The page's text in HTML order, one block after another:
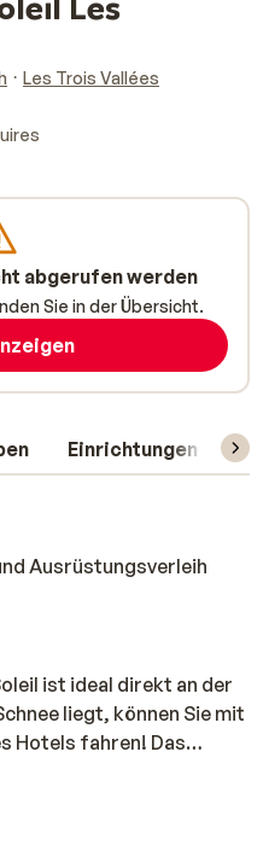
Les Trois Vallées
Einrichtungen
Ausrüstungsverleih
ist ideal direkt an der
liegt, können Sie mit
Hotels fahren! Das
Bars ist 1 Kilometer
Das Hotel
abgerufen werden
Sie in der Übersicht.